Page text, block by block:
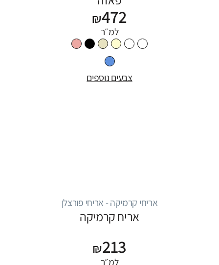
₪472
למ״ר
צבעים נוספים
אריחי קרמיקה - אריחי פורצלן
אריח קרמיקה
₪213
למ״ר